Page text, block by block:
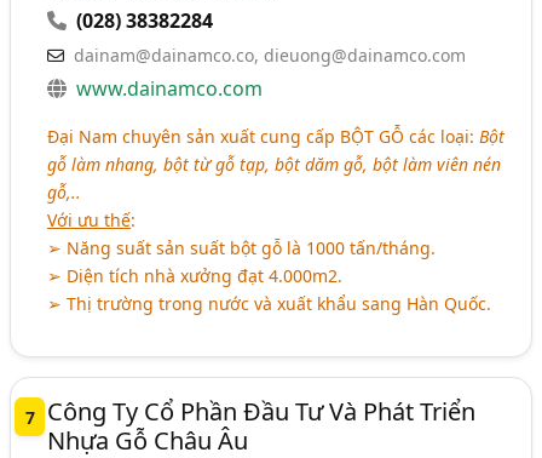
(028) 38382284
dainam@dainamco.co, dieuong@dainamco.com
www.dainamco.com
Đại Nam chuyên sản xuất cung cấp BỘT GỖcác loại:Bột
gỗ làm nhang, bột từ gỗ tạp, bột dăm gỗ, bột làm viên nén
gỗ,..
Với ưu thế:
➢ Năng suất sản suất bột gỗ là 1000 tấn/tháng.
➢ Diện tích nhà xưởng đạt 4.000m2.
➢ Thị trường trong nước và xuất khẩu sang Hàn Quốc.
7
Công Ty Cổ Phần Đầu Tư Và Phát Triển
Nhựa Gỗ Châu Âu